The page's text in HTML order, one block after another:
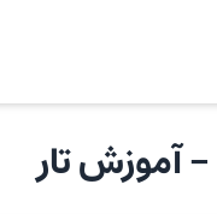
- آموزشتار